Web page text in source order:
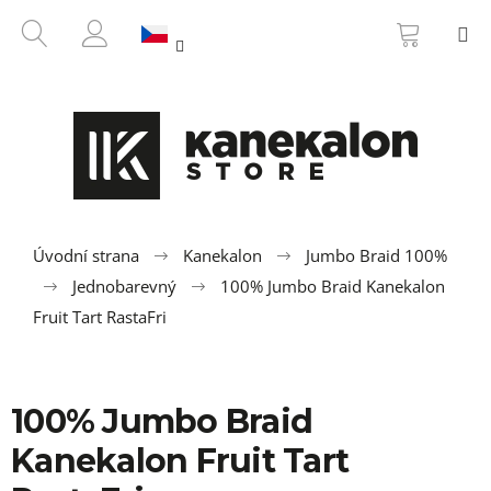
HLEDAT
PŘIHLÁŠENÍ
KOŠÍK
Úvodní strana Kanekalon
Jumbo Braid 100%
Jednobarevný
100% Jumbo Braid Kanekalon
Fruit Tart RastaFri
100% Jumbo Braid
Kanekalon Fruit Tart
ZPĚT
ZPĚT
b
e
t
e